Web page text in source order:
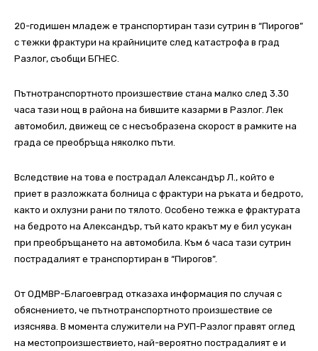
20-годишен младеж е транспортиран тази сутрин в “Пирогов”
с тежки фрактури на крайниците след катастрофа в град
Разлог, съобщи БГНЕС.
Пътнотранспортното произшествие стана малко след 3.30
часа тази нощ в района на бившите казарми в Разлог. Лек
автомобил, движещ се с несъобразена скорост в рамките на
града се преобръща няколко пъти.
Вследствие на това е пострадал Александър Л., който е
приет в разложката болница с фрактури на ръката и бедрото,
както и охлузни рани по тялото. Особено тежка е фрактурата
на бедрото на Александър, тъй като кракът му е бил усукан
при преобръщането на автомобила. Към 6 часа тази сутрин
пострадалият е транспортиран в “Пирогов”.
От ОДМВР-Благоевград отказаха информация по случая с
обяснението, че пътнотранспортното произшествие се
изяснява. В момента служители на РУП-Разлог правят оглед
на местопроизшествието, най-вероятно пострадалият е и